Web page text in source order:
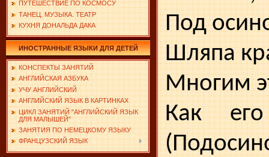
ПУТЕШЕСТВИЕ ПО КОСМОСУ
ТАНЕЦ. МУЗЫКА. ТЕАТР
КУХНЯ ДОНАЛЬДА ДАКА
ИНОСТРАННЫЕ ЯЗЫКИ ДЛЯ ДЕТЕЙ
КОНСПЕКТЫ ЗАНЯТИЙ
АНГЛИЙСКАЯ АЗБУКА
УЧУ АНГЛИЙСКИЙ
АНГЛИЙСКИЙ ЯЗЫК В КАРТИНКАХ
ЦИКЛ ЗАНЯТИЙ "АНГЛИЙСКИЙ ЯЗЫК
ДЛЯ МАЛЫШЕЙ"
ЗАНЯТИЯ ПО НЕМЕЦКОМУ ЯЗЫКУ
ФРАНЦУЗСКИЙ ЯЗЫК
Под
Шляпа
Многим
Как